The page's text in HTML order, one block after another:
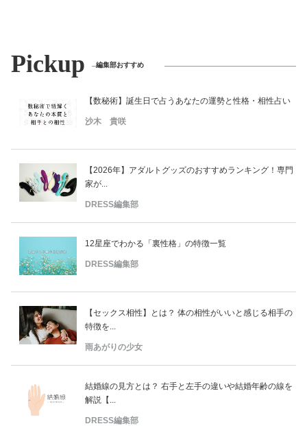
Pickup 編集部おすすめ
【数秘術】誕生日で占うあなたの運勢と性格・相性占い
沙木 貴咲
【2026年】アダルトグッズのおすすめランキング！専門
家が...
DRESS編集部
12星座でわかる「裏性格」の特徴一覧
DRESS編集部
【セックス相性】とは？ 体の相性がいいと感じる相手の
特徴を...
雨あがりの少女
結婚線の見方とは？ 右手と左手の違いや結婚年齢の線を
解説【...
DRESS編集部